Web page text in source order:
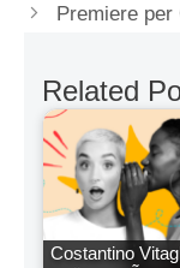
Premiere
Related
Costantino